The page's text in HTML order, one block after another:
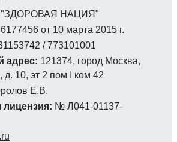
НАЦИЯ"
от 10 марта 2015 г.
/ 773101001
адрес: 121374, город Москва,
10, эт 2 пом I ком 42
Е.В.
лицензия: № Л041-01137-